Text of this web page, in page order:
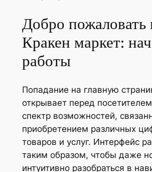
Добро пожаловать
Кракен маркет:
работы
Попадание на главную
открывает перед
спектр возможностей,
приобретением различных
товаров и услуг. Интерфейс
таким образом, чтобы даже
интуитивно разобраться в